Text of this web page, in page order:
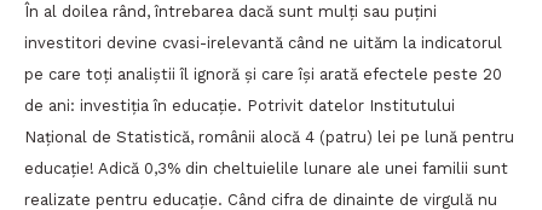
În al doilea rând, întrebarea dacă sunt mulți sau puțini
investitori devine cvasi-irelevantă când ne uităm la indicatorul
pe care toți analiștii îl ignoră și care își arată efectele peste 20
de ani: investiția în educație. Potrivit datelor Institutului
Național de Statistică, românii alocă 4 (patru) lei pe lună pentru
educație! Adică 0,3% din cheltuielile lunare ale unei familii sunt
realizate pentru educație. Când cifra de dinainte de virgulă nu